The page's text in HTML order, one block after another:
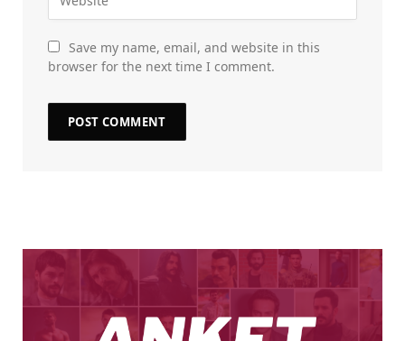
Save my name, email, and website in this
browser for the next time I comment.